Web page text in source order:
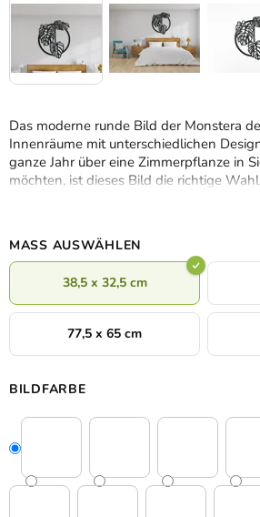
Das moderne runde Bild der Monstera
Innenräume mit unterschiedlichen
ganze Jahr über eine Zimmerpflanze in
möchten, ist dieses Bild die richtige
MASS AUSWÄHLEN
38,5 x 32,5 cm
77,5 x 65 cm
BILDFARBE